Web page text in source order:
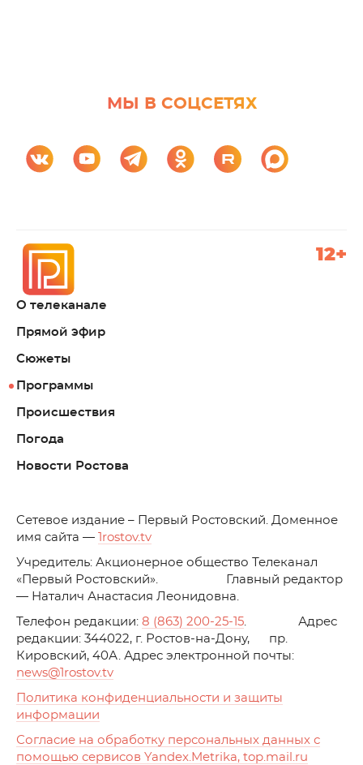
МЫ В СОЦСЕТЯХ
О телеканале
Прямой эфир
Сюжеты
Программы
Происшествия
Погода
Новости Ростова
12+
Cетевое издание – Первый Ростовский. Доменное
имя сайта —
1rostov.tv
Учредитель: Акционерное общество Телеканал
«Первый Ростовский». Главный редактор
— Наталич Анастасия Леонидовна.
Телефон редакции: 8 (863) 200-25-15. Адрес
редакции: 344022, г. Ростов-на-Дону, пр.
Кировский, 40А. Адрес электронной почты:
news@1rostov.tv
Политика конфиденциальности и защиты
информации
Согласие на обработку персональных данных с
помощью сервисов Yandex.Metrika, top.mail.ru